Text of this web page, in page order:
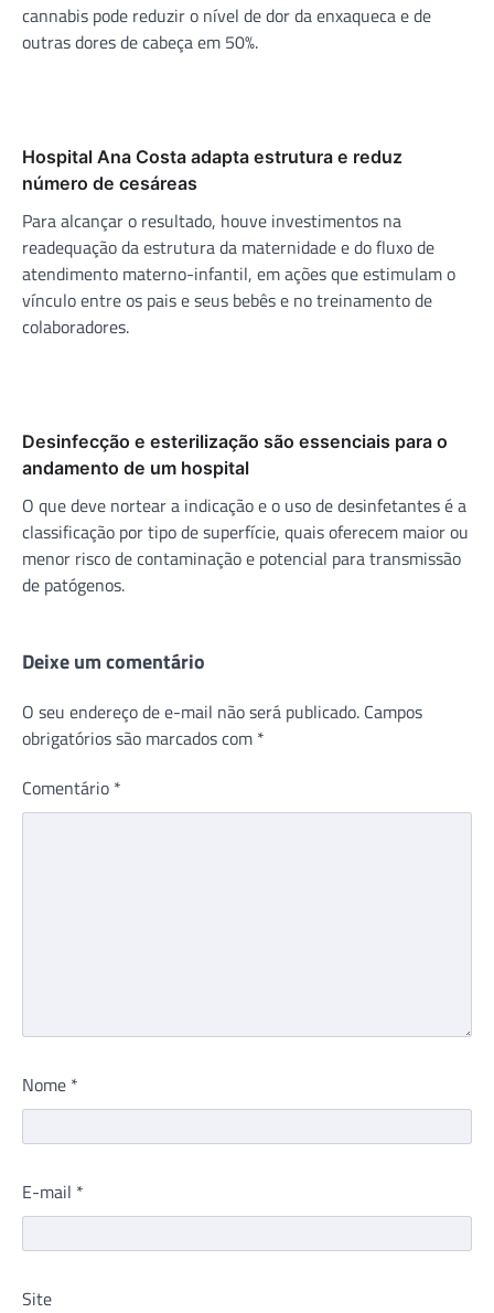
cannabis pode reduzir o nível de dor da enxaqueca e de
outras dores de cabeça em 50%.
Hospital Ana Costa adapta estrutura e reduz
número de cesáreas
Para alcançar o resultado, houve investimentos na
readequação da estrutura da maternidade e do fluxo de
atendimento materno-infantil, em ações que estimulam o
vínculo entre os pais e seus bebês e no treinamento de
colaboradores.
Desinfecção e esterilização são essenciais para o
andamento de um hospital
O que deve nortear a indicação e o uso de desinfetantes é a
classificação por tipo de superfície, quais oferecem maior ou
menor risco de contaminação e potencial para transmissão
de patógenos.
Deixe um comentário
O seu endereço de e-mail não será publicado. Campos
obrigatórios são marcados com *
Comentário *
Nome *
E-mail *
Site